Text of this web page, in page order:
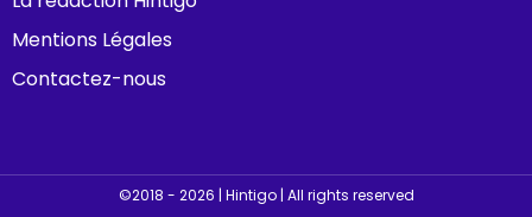
Mentions Légales
Contactez-nous
©2018 - 2026 | Hintigo | All rights reserved